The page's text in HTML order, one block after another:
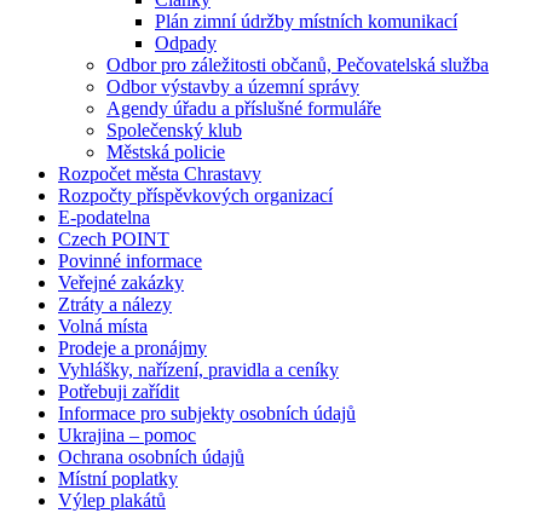
Plán zimní údržby místních komunikací
Odpady
Odbor pro záležitosti občanů, Pečovatelská služba
Odbor výstavby a územní správy
Agendy úřadu a příslušné formuláře
Společenský klub
Městská policie
Rozpočet města Chrastavy
Rozpočty příspěvkových organizací
E-podatelna
Czech POINT
Povinné informace
Veřejné zakázky
Ztráty a nálezy
Volná místa
Prodeje a pronájmy
Vyhlášky, nařízení, pravidla a ceníky
Potřebuji zařídit
Informace pro subjekty osobních údajů
Ukrajina – pomoc
Ochrana osobních údajů
Místní poplatky
Výlep plakátů